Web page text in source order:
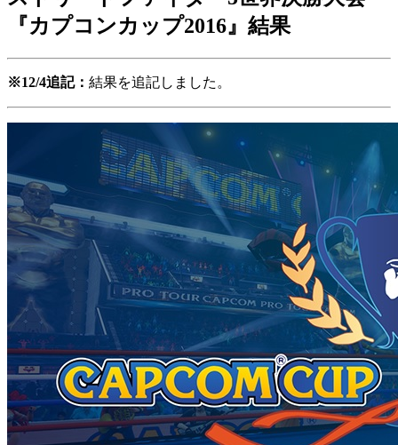
『カプコンカップ2016』結果
※12/4追記： 結果を追記しました。